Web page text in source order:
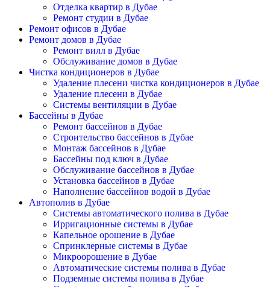
Отделка квартир в Дубае
Ремонт студии в Дубае
Ремонт офисов в Дубае
Ремонт домов в Дубае
Ремонт вилл в Дубае
Обслуживание домов в Дубае
Чистка кондиционеров в Дубае
Удаление плесени чистка кондиционеров в Дубае
Удаление плесени в Дубае
Системы вентиляции в Дубае
Бассейны в Дубае
Ремонт бассейнов в Дубае
Строительство бассейнов в Дубае
Монтаж бассейнов в Дубае
Бассейны под ключ в Дубае
Обслуживание бассейнов в Дубае
Установка бассейнов в Дубае
Наполнение бассейнов водой в Дубае
Автополив в Дубае
Системы автоматического полива в Дубае
Ирригационные системы в Дубае
Капельное орошение в Дубае
Спринклерные системы в Дубае
Микроорошение в Дубае
Автоматические системы полива в Дубае
Подземные системы полива в Дубае